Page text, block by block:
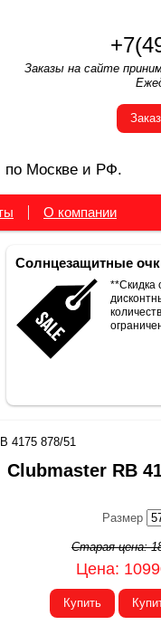
Заказы на сайте
по Москве и РФ.
О компании
Солнцезащитные
**Скидка
4175 878/51
Clubmaster RB
Размер
Старая цена:
Цена:
Купить